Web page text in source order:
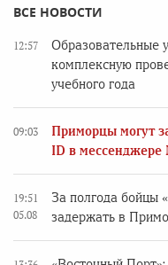
ВСЕ НОВОСТИ
12:57
Образовательные
комплексную
учебного года
09:03
Приморцы могут
ID в мессенджере
19:51
05.08
За полгода бойцы
задержать в